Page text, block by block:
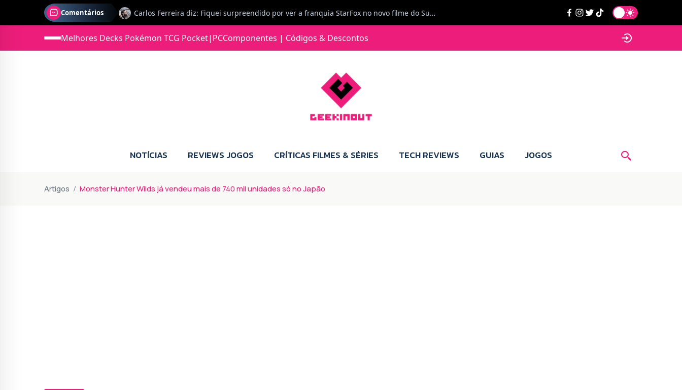
Comentários
Jonas diz: Estou seriamente com vontade para comprar para a Switch 2 :P
Melhores Decks Pokémon TCG Pocket| PCComponentes | Códigos & Descontos
NOTÍCIAS REVIEWS JOGOS CRÍTICAS FILMES & SÉRIES TECH REVIEWS GUIAS JOGOS
Artigos Monster Hunter Wilds já vendeu mais de 740 mil unidades só no Japão